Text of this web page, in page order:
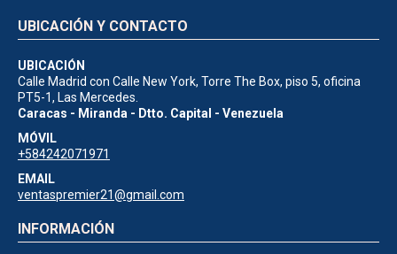
UBICACIÓN Y CONTACTO
UBICACIÓN
Calle Madrid con Calle New York, Torre The Box, piso 5, oficina
PT5-1, Las Mercedes.
Caracas - Miranda - Dtto. Capital - Venezuela
MÓVIL
+584242071971
EMAIL
ventaspremier21@gmail.com
INFORMACIÓN